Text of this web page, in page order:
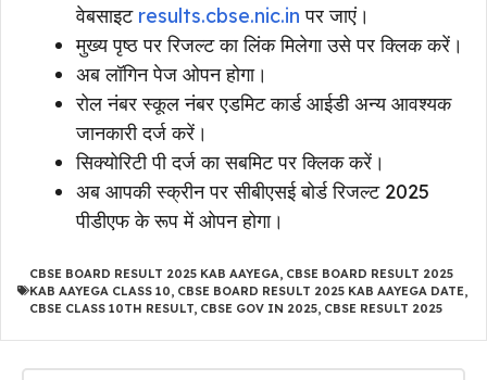
वेबसाइट results.cbse.nic.in पर जाएं।
मुख्य पृष्ठ पर रिजल्ट का लिंक मिलेगा उसे पर क्लिक करें।
अब लॉगिन पेज ओपन होगा।
रोल नंबर स्कूल नंबर एडमिट कार्ड आईडी अन्य आवश्यक
जानकारी दर्ज करें।
सिक्योरिटी पी दर्ज का सबमिट पर क्लिक करें।
अब आपकी स्क्रीन पर सीबीएसई बोर्ड रिजल्ट 2025
पीडीएफ के रूप में ओपन होगा।
CBSE BOARD RESULT 2025 KAB AAYEGA, CBSE BOARD RESULT 2025
KAB AAYEGA CLASS 10, CBSE BOARD RESULT 2025 KAB AAYEGA DATE,
CBSE CLASS 10TH RESULT, CBSE GOV IN 2025, CBSE RESULT 2025